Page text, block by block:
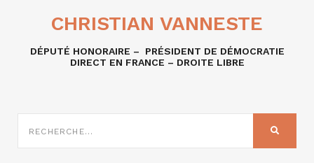
CHRISTIAN VANNESTE
DÉPUTÉ HONORAIRE – PRÉSIDENT DE DÉMOCRATIE
DIRECT EN FRANCE – DROITE LIBRE
RECHERCHE
SUR